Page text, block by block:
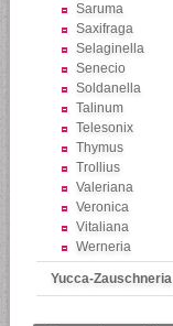
Saruma
Saxifraga
Selaginella
Senecio
Soldanella
Talinum
Telesonix
Thymus
Trollius
Valeriana
Veronica
Vitaliana
Werneria
Yucca-Zauschneria